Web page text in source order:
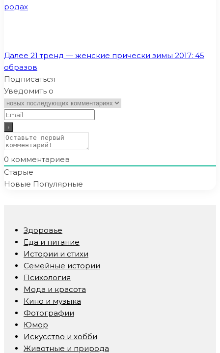
родах
Далее 21 тренд — женские прически зимы 2017: 45
образов
Подписаться
Уведомить о
0 комментариев
Старые
Новые Популярные
Здоровье
Еда и питание
Истории и стихи
Семейные истории
Психология
Мода и красота
Кино и музыка
Фотографии
Юмор
Искусство и хобби
Животные и природа